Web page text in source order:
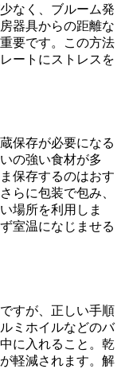
なく、ブルーム発
器具からの距離な
要です。この方法
ートにストレスを
保存が必要になる
の強い食材が多
保存するのはおす
らに包装で包み、
場所を利用しま
室温になじませる
すが、正しい手順
ミホイルなどのバ
に入れること。乾
軽減されます。解